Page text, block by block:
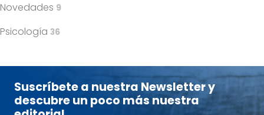
Novedades 9
Psicología 36
Suscríbete a nuestra Newsletter y
descubre un poco más nuestra